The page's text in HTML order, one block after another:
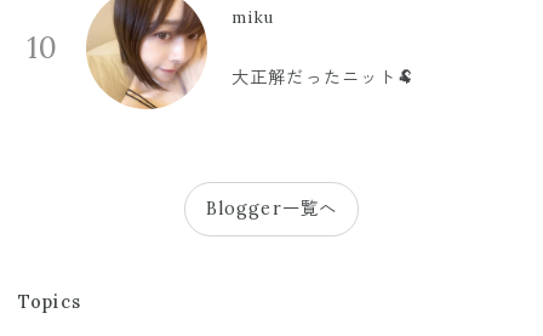
10
miku
大正解だったニット🐏
Blogger一覧へ
Topics